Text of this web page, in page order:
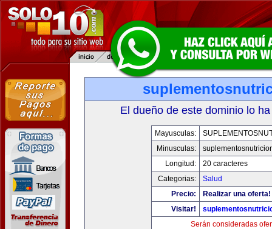
El dueño de este dominio lo
Mayusculas:
Minusculas:
Longitud:
20 caracteres
Categorias:
Salud
Precio:
Realizar una oferta!
Visitar!
Serán consideradas